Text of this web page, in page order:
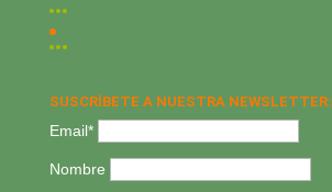
SUSCRÍBETE A NUESTRA NEWSLETTER:
Email*
Nombre